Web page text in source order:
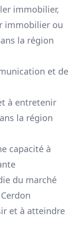
immobilier,
immobilier ou
la région
et de
à entretenir
la région
capacité à
du marché
Cerdon
et à atteindre